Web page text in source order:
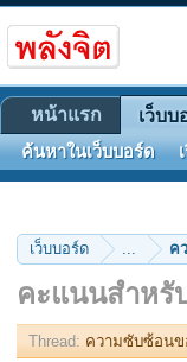
เว็บบอร์ด ... ค
คะแนนสำหรั
Thread: ความซับซ้อนข
หน้าแรก เว็บบ
ค้นหาในเว็บบอร์ด